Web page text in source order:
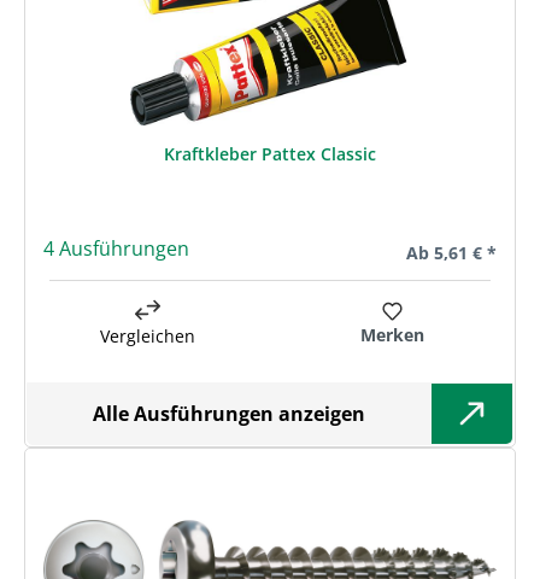
Kraftkleber Pattex Classic
4 Ausführungen Regulärer Preis:
Ab 5,61 € *
Vergleichen Merken
Alle Ausführungen anzeigen